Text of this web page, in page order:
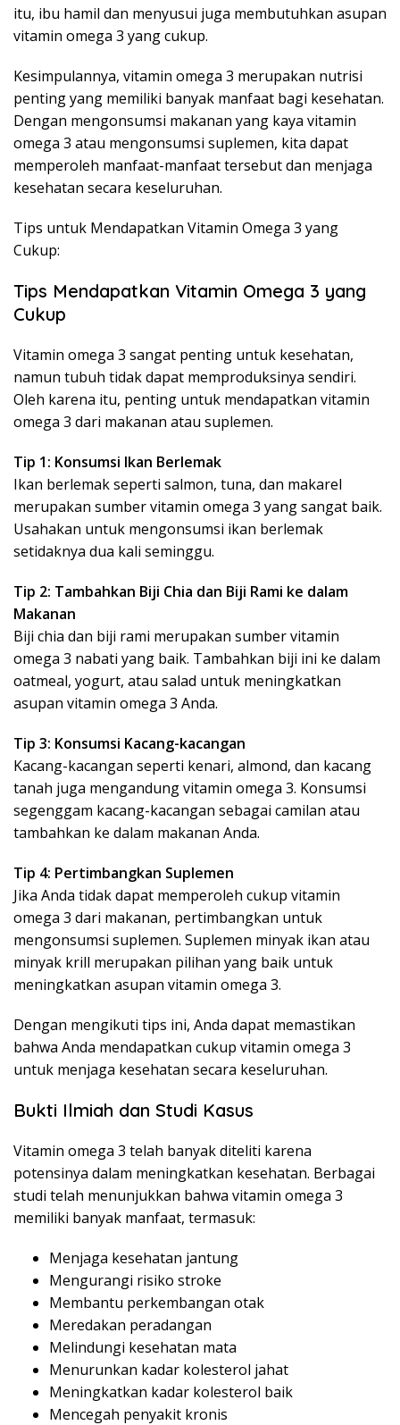
itu, ibu hamil dan menyusui juga membutuhkan asupan
vitamin omega 3 yang cukup.
Kesimpulannya, vitamin omega 3 merupakan nutrisi
penting yang memiliki banyak manfaat bagi kesehatan.
Dengan mengonsumsi makanan yang kaya vitamin
omega 3 atau mengonsumsi suplemen, kita dapat
memperoleh manfaat-manfaat tersebut dan menjaga
kesehatan secara keseluruhan.
Tips untuk Mendapatkan Vitamin Omega 3 yang
Cukup:
Tips Mendapatkan Vitamin Omega 3 yang
Cukup
Vitamin omega 3 sangat penting untuk kesehatan,
namun tubuh tidak dapat memproduksinya sendiri.
Oleh karena itu, penting untuk mendapatkan vitamin
omega 3 dari makanan atau suplemen.
Tip 1: Konsumsi Ikan Berlemak
Ikan berlemak seperti salmon, tuna, dan makarel
merupakan sumber vitamin omega 3 yang sangat baik.
Usahakan untuk mengonsumsi ikan berlemak
setidaknya dua kali seminggu.
Tip 2: Tambahkan Biji Chia dan Biji Rami ke dalam
Makanan
Biji chia dan biji rami merupakan sumber vitamin
omega 3 nabati yang baik. Tambahkan biji ini ke dalam
oatmeal, yogurt, atau salad untuk meningkatkan
asupan vitamin omega 3 Anda.
Tip 3: Konsumsi Kacang-kacangan
Kacang-kacangan seperti kenari, almond, dan kacang
tanah juga mengandung vitamin omega 3. Konsumsi
segenggam kacang-kacangan sebagai camilan atau
tambahkan ke dalam makanan Anda.
Tip 4: Pertimbangkan Suplemen
Jika Anda tidak dapat memperoleh cukup vitamin
omega 3 dari makanan, pertimbangkan untuk
mengonsumsi suplemen. Suplemen minyak ikan atau
minyak krill merupakan pilihan yang baik untuk
meningkatkan asupan vitamin omega 3.
Dengan mengikuti tips ini, Anda dapat memastikan
bahwa Anda mendapatkan cukup vitamin omega 3
untuk menjaga kesehatan secara keseluruhan.
Bukti Ilmiah dan Studi Kasus
Vitamin omega 3 telah banyak diteliti karena
potensinya dalam meningkatkan kesehatan. Berbagai
studi telah menunjukkan bahwa vitamin omega 3
memiliki banyak manfaat, termasuk:
Menjaga kesehatan jantung
Mengurangi risiko stroke
Membantu perkembangan otak
Meredakan peradangan
Melindungi kesehatan mata
Menurunkan kadar kolesterol jahat
Meningkatkan kadar kolesterol baik
Mencegah penyakit kronis